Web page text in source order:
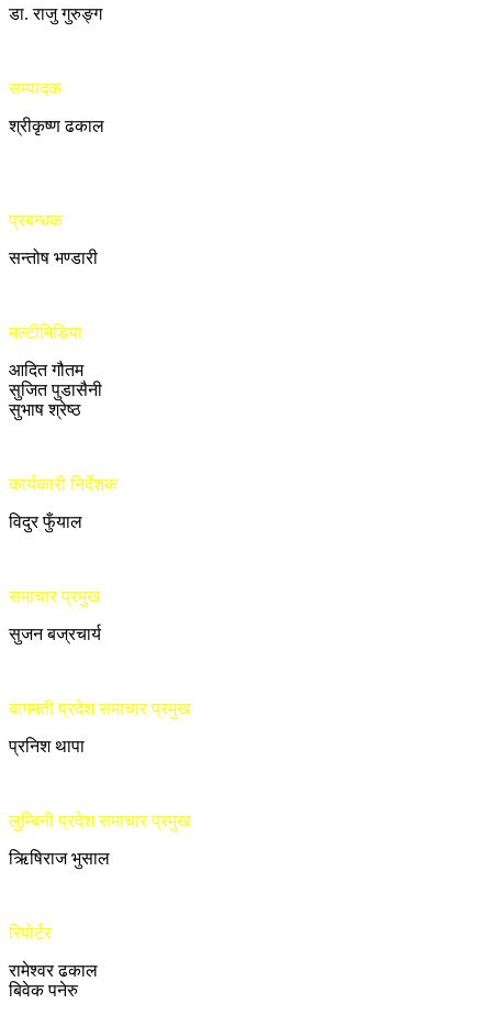
डा. राजु गुरुङ्ग
सम्पादक
श्रीकृष्ण ढकाल
प्रबन्धक
सन्तोष भण्डारी
मल्टीमिडिया
आदित गौतम
सुजित पुडासैनी
सुभाष श्रेष्ठ
कार्यकारी निर्देशक
विदुर फुँयाल
समाचार प्रमुख
सुजन बज्रचार्य
बागमती प्रदेश समाचार प्रमुख
प्रनिश थापा
लुम्बिनी प्रदेश समाचार प्रमुख
ऋिषिराज भुसाल
रिपोर्टर
रामेश्वर ढकाल
बिवेक पनेरु